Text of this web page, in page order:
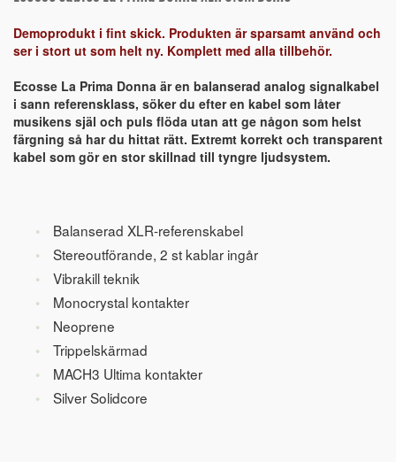
Demoprodukt i fint skick. Produkten är sparsamt använd och
ser i stort ut som helt ny. Komplett med alla tillbehör.
Ecosse La Prima Donna är en balanserad analog signalkabel
i sann referensklass, söker du efter en kabel som låter
musikens själ och puls flöda utan att ge någon som helst
färgning så har du hittat rätt. Extremt korrekt och transparent
kabel som gör en stor skillnad till tyngre ljudsystem.
Balanserad XLR-referenskabel
Stereoutförande, 2 st kablar ingår
Vibrakill teknik
Monocrystal kontakter
Neoprene
Trippelskärmad
MACH3 Ultima kontakter
Silver Solidcore